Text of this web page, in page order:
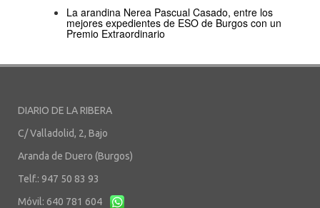
La arandina Nerea Pascual Casado, entre los
mejores expedientes de ESO de Burgos con un
Premio Extraordinario
DIARIO DE LA RIBERA
C/ Valladolid, 2, Bajo
Aranda de Duero (Burgos)
Telf.: 947 50 83 93
Móvil: 640 781 604